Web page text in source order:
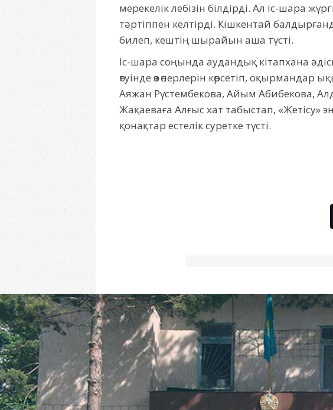
мерекелік лебізін білдірді. Ал іс-шара
тәртіппен келтірді. Кішкентай
билеп, кештің шырайын аша түсті.
Іс-шара соңында аудандық кітапхана
өтуінде өз өнерлерін көрсетіп,
Аяжан Рүстембекова, Айым Абибекова,
Жақаеваға Алғыс хат табыстап,
қонақтар естелік суретке түсті.